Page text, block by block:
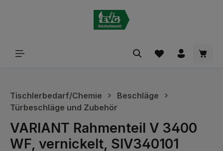
Tischlerbedarf/Chemie
Beschläge
Türbeschläge und Zubehör
VARIANT Rahmenteil V 3400
WF, vernickelt, SIV340101